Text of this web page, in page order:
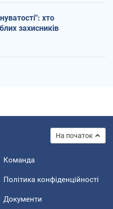
хто
захисників
На початок
Команда
Політика конфіденційності
Документи